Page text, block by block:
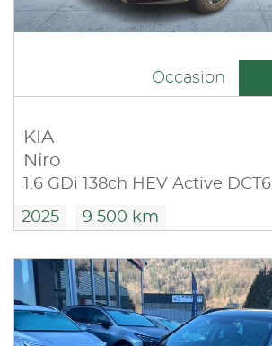
Occasion
KIA
Niro
1.6 GDi 138ch HEV Active DCT6
2025 9 500 km